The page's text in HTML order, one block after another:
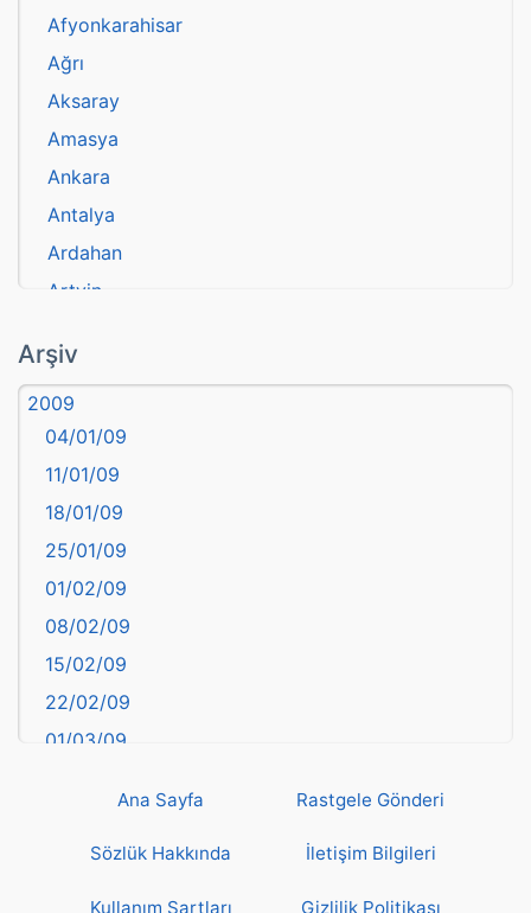
Afyonkarahisar
Ağrı
Aksaray
Amasya
Ankara
Antalya
Ardahan
Artvin
Aydın
Balıkesir
Bartın
başkentler
Batman
Bayburt
Bilecik
Bingöl
Bitlis
Bolu
Burdur
Çankırı
Çorum
Arşiv
2009
04/01/09
11/01/09
18/01/09
25/01/09
01/02/09
08/02/09
15/02/09
22/02/09
01/03/09
22/03/09
Ana Sayfa Rastgele Gönderi
Sözlük Hakkında İletişim Bilgileri
Kullanım Şartları Gizlilik Politikası